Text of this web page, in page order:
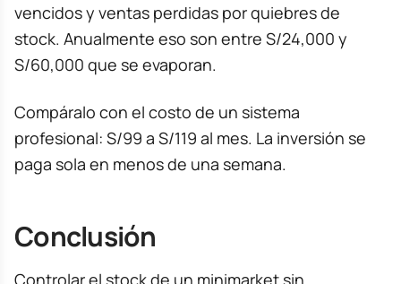
vencidos y ventas perdidas por quiebres de
stock. Anualmente eso son entre S/24,000 y
S/60,000 que se evaporan.
Compáralo con el costo de un sistema
profesional: S/99 a S/119 al mes. La inversión se
paga sola en menos de una semana.
Conclusión
Controlar el stock de un minimarket sin